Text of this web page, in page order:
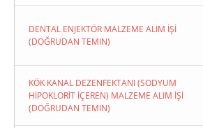
DENTAL ENJEKTÖR MALZEME ALIM İŞİ
(DOĞRUDAN TEMIN)
KÖK KANAL DEZENFEKTANI (SODYUM
HİPOKLORİT İÇEREN) MALZEME ALIM İŞİ
(DOĞRUDAN TEMIN)